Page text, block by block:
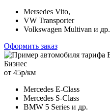
Mersedes Vito,
VW Transporter
Volkswagen Multivan и др.
Оформить заказ
Бизнес
от 45р/км
Mercedes E-Class
Mercedes S-Class
BMW 5 Series и др.